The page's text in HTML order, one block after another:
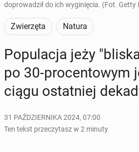
doprowadził do ich wyginięcia. (Fot. Getty
Zwierzęta Natura
Po­pu­la­cja jeży
po 30-pro­cen­to­wym
ciągu ostat­niej
31 PAŹDZIERNIKA 2024, 07:00
Ten tekst przeczytasz w 2 minuty